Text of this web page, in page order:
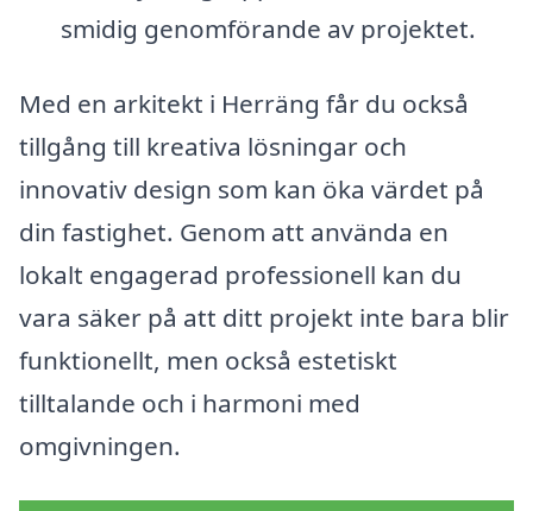
smidig genomförande av projektet.
Med en arkitekt i Herräng får du också
tillgång till kreativa lösningar och
innovativ design som kan öka värdet på
din fastighet. Genom att använda en
lokalt engagerad professionell kan du
vara säker på att ditt projekt inte bara blir
funktionellt, men också estetiskt
tilltalande och i harmoni med
omgivningen.